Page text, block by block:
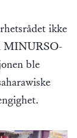
ikke
MINURSO-
ble